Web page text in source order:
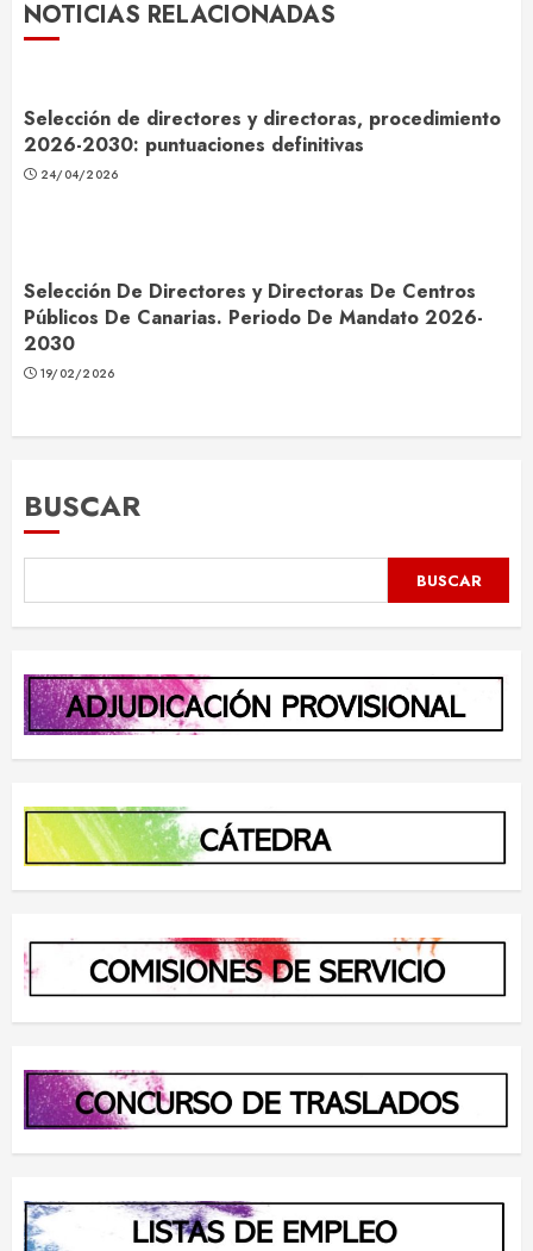
NOTICIAS RELACIONADAS
Selección de directores y directoras, procedimiento
2026-2030: puntuaciones definitivas
24/04/2026
Selección De Directores y Directoras De Centros
Públicos De Canarias. Periodo De Mandato 2026-
2030
19/02/2026
BUSCAR
BUSCAR